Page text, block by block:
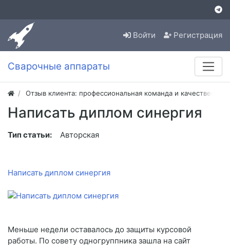
Войти Регистрация
Сварочные аппараты
Отзыв клиента: профессиональная команда и
Написать диплом синергия
Тип статьи: Авторская
Написать диплом синергия
Меньше недели оставалось до защиты курсовой
работы. По совету одногруппника зашла на сайт